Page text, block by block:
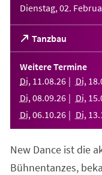
Dienstag, 02.
Tanzbau
(Öffnet
in
einem
neuen
Tab)
Weitere Termine
Di, 11 .08.26 Di, 18.
Di, 08.09.26 Di, 15.
Di, 06.10.26 Di, 13.
New Dance ist die
Bühnentanzes,